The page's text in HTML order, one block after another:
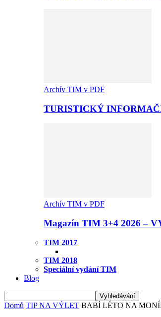
Archív TIM v PDF
TURISTICKÝ
Archív TIM v PDF
Magazín TIM 3+4 2026 –
TIM 2017
TIM 2018
Speciální vydání TIM
Blog
Domů TIP NA VÝLET BABÍ LÉTO NA